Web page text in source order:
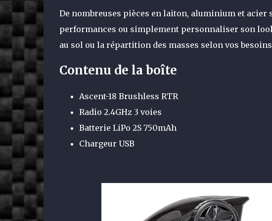
De nombreuses pièces en laiton, aluminium et
performances ou simplement personnaliser son
au sol ou la répartition des masses selon vos
Contenu de la boîte
Ascent-18 Brushless RTR
Radio 2.4GHz 3 voies
Batterie LiPo 2S 750mAh
Chargeur USB